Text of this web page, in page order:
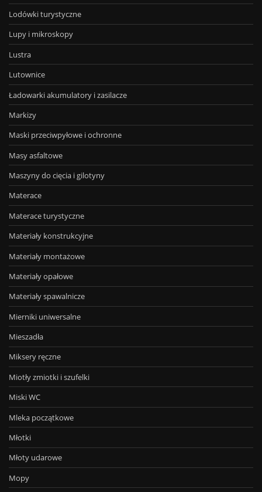
Lodówki turystyczne
Lupy i mikroskopy
Lustra
Lutownice
Ładowarki akumulatory i zasilacze
Markizy
Maski przeciwpyłowe i ochronne
Masy asfaltowe
Maszyny do cięcia i gilotyny
Materace
Materace turystyczne
Materiały konstrukcyjne
Materiały montażowe
Materiały opałowe
Materiały spawalnicze
Mierniki uniwersalne
Mieszadła
Miksery ręczne
Miotły zmiotki i szufelki
Miski WC
Mleka początkowe
Młotki
Młoty udarowe
Mopy